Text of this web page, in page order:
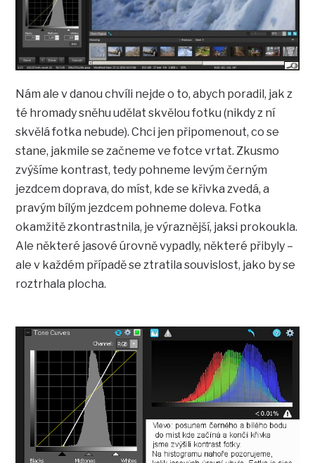
Nám ale v danou chvíli nejde o to, abych poradil, jak z
té hromady sněhu udělat skvělou fotku (nikdy z ní
skvělá fotka nebude). Chci jen připomenout, co se
stane, jakmile se začneme ve fotce vrtat. Zkusmo
zvýšíme kontrast, tedy pohneme levým černým
jezdcem doprava, do míst, kde se křivka zvedá, a
pravým bílým jezdcem pohneme doleva. Fotka
okamžitě zkontrastnila, je výraznější, jaksi prokoukla.
Ale některé jasové úrovně vypadly, některé přibyly –
ale v každém případě se ztratila souvislost, jako by se
roztrhala plocha.